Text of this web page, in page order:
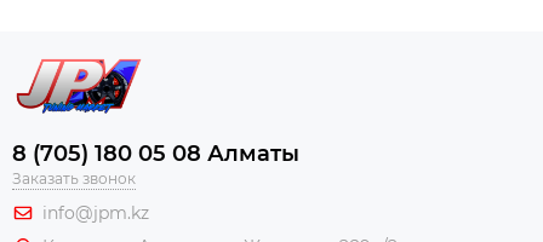
8 (705) 180 05 08 Алматы
Заказать звонок
info@jpm.kz